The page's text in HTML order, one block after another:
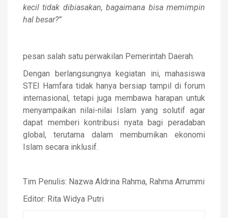
kecil tidak dibiasakan, bagaimana bisa memimpin
hal besar?”
pesan salah satu perwakilan Pemerintah Daerah.
Dengan berlangsungnya kegiatan ini, mahasiswa
STEI Hamfara tidak hanya bersiap tampil di forum
internasional, tetapi juga membawa harapan untuk
menyampaikan nilai-nilai Islam yang solutif agar
dapat memberi kontribusi nyata bagi peradaban
global, terutama dalam membumikan ekonomi
Islam secara inklusif.
Tim Penulis: Nazwa Aldrina Rahma, Rahma Arrummi
Editor: Rita Widya Putri